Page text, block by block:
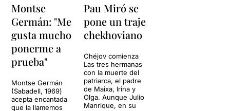
Montse
Germán: "Me
gusta mucho
ponerme a
prueba"
Montse Germán
(Sabadell, 1969)
acepta encantada
que la llamemos
Pau Miró se
pone un traje
chekhoviano
Chéjov comienza
Las tres hermanas
con la muerte del
patriarca, el padre
de Maixa, Irina y
Olga. Aunque Julio
Manrique, en su